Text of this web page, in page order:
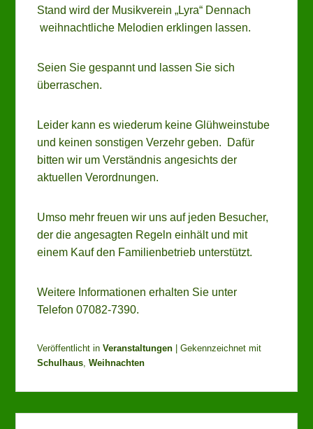
Stand wird der Musikverein „Lyra“ Dennach
weihnachtliche Melodien erklingen lassen.
Seien Sie gespannt und lassen Sie sich
überraschen.
Leider kann es wiederum keine Glühweinstube
und keinen sonstigen Verzehr geben. Dafür
bitten wir um Verständnis angesichts der
aktuellen Verordnungen.
Umso mehr freuen wir uns auf jeden Besucher,
der die angesagten Regeln einhält und mit
einem Kauf den Familienbetrieb unterstützt.
Weitere Informationen erhalten Sie unter
Telefon 07082-7390.
Veröffentlicht in Veranstaltungen |Gekennzeichnet mit
Schulhaus,Weihnachten